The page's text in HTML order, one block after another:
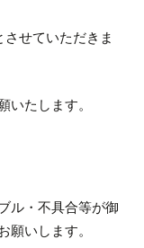
せていただきま
いたします。
ル・不具合等が御
願いします。